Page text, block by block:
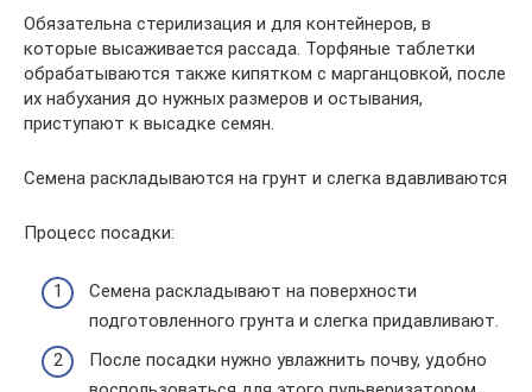
Обязательна стерилизация и для контейнеров, в
которые высаживается рассада. Торфяные таблетки
обрабатываются также кипятком с марганцовкой, после
их набухания до нужных размеров и остывания,
приступают к высадке семян.
Семена раскладываются на грунт и слегка вдавливаются
Процесс посадки:
Семена раскладывают на поверхности
подготовленного грунта и слегка придавливают.
После посадки нужно увлажнить почву, удобно